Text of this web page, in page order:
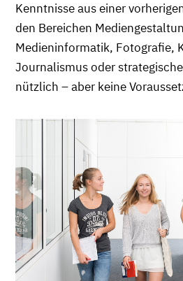
Kenntnisse aus einer
den Bereichen
Medieninformatik, Fotografie,
Journalismus oder
nützlich – aber keine